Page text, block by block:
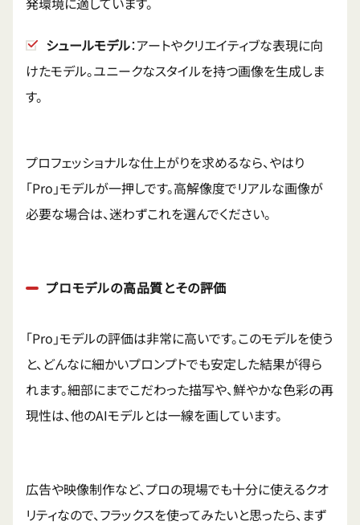
シュールモデル：アートやクリエイティブな表現に向
けたモデル。ユニークなスタイルを持つ画像を生成しま
す。
プロフェッショナルな仕上がりを求めるなら、やはり
「Pro」モデルが一押しです。高解像度でリアルな画像が
必要な場合は、迷わずこれを選んでください。
プロモデルの高品質とその評価
「Pro」モデルの評価は非常に高いです。このモデルを使う
と、どんなに細かいプロンプトでも安定した結果が得ら
れます。細部にまでこだわった描写や、鮮やかな色彩の再
現性は、他のAIモデルとは一線を画しています。
広告や映像制作など、プロの現場でも十分に使えるクオ
リティなので、フラックスを使ってみたいと思ったら、まず